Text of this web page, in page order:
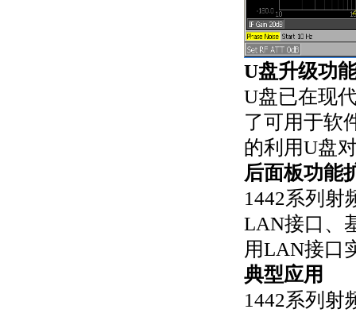
U盘升级功
U盘已在现
了可用于软
的利用U盘
后面板功能
1442系列射
LAN接口、
用LAN接口
典型应用
1442系列射